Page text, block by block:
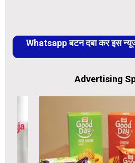
Whatsapp बटन दबा कर इस
Advertising